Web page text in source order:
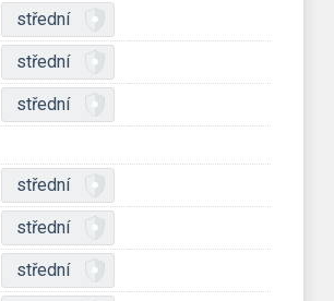
střední
střední
střední
střední
střední
střední